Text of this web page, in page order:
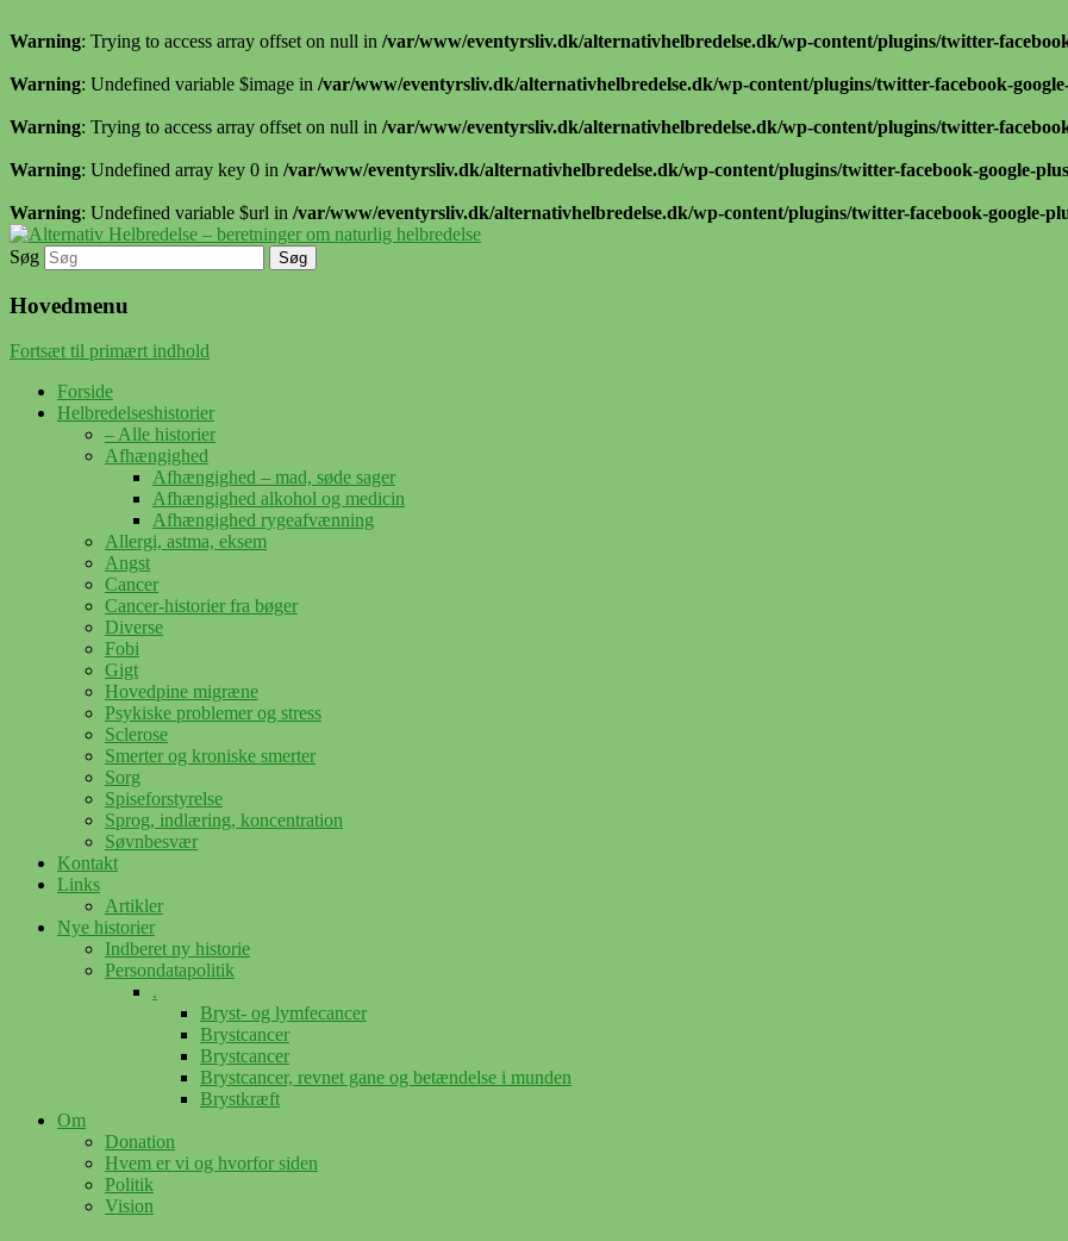
Warning: Trying to access array offset on null in /var/www/eventyrsliv.dk/alternativhelbredelse.dk/wp-content/plugins/twitter-
Warning: Undefined variable $image in /var/www/eventyrsliv.dk/alternativhelbredelse.dk/wp-content/plugins/twitter-facebook-
Warning: Trying to access array offset on null in /var/www/eventyrsliv.dk/alternativhelbredelse.dk/wp-content/plugins/twitter-
Warning: Undefined array key 0 in /var/www/eventyrsliv.dk/alternativhelbredelse.dk/wp-content/plugins/twitter-facebook-google-
Warning: Undefined variable $url in /var/www/eventyrsliv.dk/alternativhelbredelse.dk/wp-content/plugins/twitter-facebook-google-
Alternativ Helbredelse – beretninger om naturlig helbredelse
Alternative helbredelseshistorier – naturlig helbredelse
Søg
Hovedmenu
Fortsæt til primært indhold
Forside
Helbredelseshistorier
– Alle historier
Afhængighed
Afhængighed – mad, søde sager
Afhængighed alkohol og medicin
Afhængighed rygeafvænning
Allergi, astma, eksem
Angst
Cancer
Cancer-historier fra bøger
Diverse
Fobi
Gigt
Hovedpine migræne
Psykiske problemer og stress
Sclerose
Smerter og kroniske smerter
Sorg
Spiseforstyrelse
Sprog, indlæring, koncentration
Søvnbesvær
Kontakt
Links
Artikler
Nye historier
Indberet ny historie
Persondatapolitik
.
Bryst- og lymfecancer
Brystcancer
Brystcancer
Brystcancer, revnet gane og betændelse i munden
Brystkræft
Om
Donation
Hvem er vi og hvorfor siden
Politik
Vision